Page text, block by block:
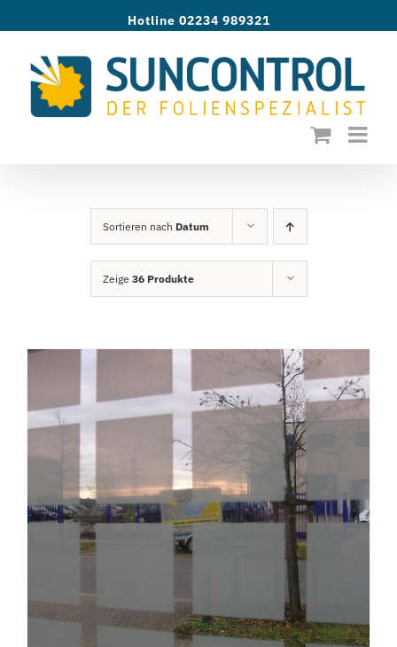
springen
Hotline 02234 989321
Sortieren nach Datum
Zeige 36 Produkte